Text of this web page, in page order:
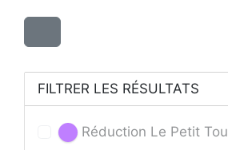
FILTRER LES RÉSULTATS
Réduction Le Petit Tou